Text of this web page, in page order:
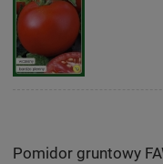
Pomidor gruntowy